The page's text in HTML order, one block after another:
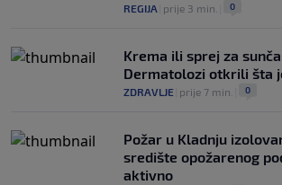
REGIJA prije 3 min. 0
Krema ili sprej za
Dermatolozi otkrili šta
ZDRAVLJE prije 7 min. 0
Požar u Kladnju
središte opožarenog
aktivno